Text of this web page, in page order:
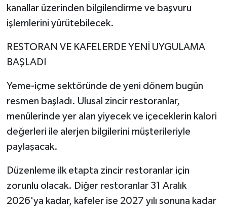
kanallar üzerinden bilgilendirme ve başvuru
işlemlerini yürütebilecek.
RESTORAN VE KAFELERDE YENİ UYGULAMA
BAŞLADI
Yeme-içme sektöründe de yeni dönem bugün
resmen başladı. Ulusal zincir restoranlar,
menülerinde yer alan yiyecek ve içeceklerin kalori
değerleri ile alerjen bilgilerini müşterileriyle
paylaşacak.
Düzenleme ilk etapta zincir restoranlar için
zorunlu olacak. Diğer restoranlar 31 Aralık
2026'ya kadar, kafeler ise 2027 yılı sonuna kadar